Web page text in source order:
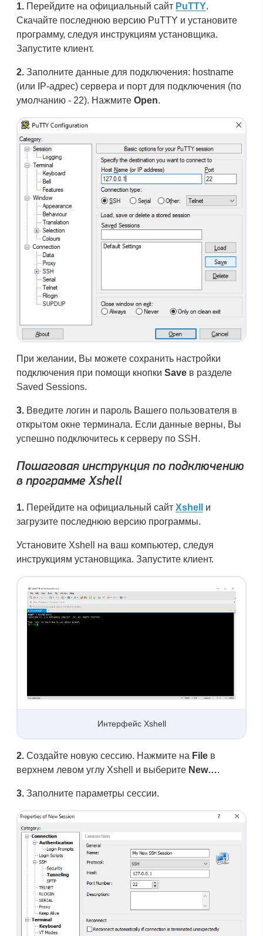
1. Перейдите на официальный сайт PuTTY.
Скачайте последнюю версию PuTTY и установите
программу, следуя инструкциям установщика.
Запустите клиент.
2. Заполните данные для подключения: hostname
(или IP-адрес) сервера и порт для подключения (по
умолчанию - 22). Нажмите Open.
При желании, Вы можете сохранить настройки
подключения при помощи кнопки Save в разделе
Saved Sessions.
3. Введите логин и пароль Вашего пользователя в
открытом окне терминала. Если данные верны, Вы
успешно подключитесь к серверу по SSH.
Пошаговая инструкция по подключению
в программе Xshell
1. Перейдите на официальный сайт Xshell
и
загрузите последнюю версию программы.
Установите Xshell на ваш компьютер, следуя
инструкциям установщика. Запустите клиент.
Интерфейс Xshell
2. Создайте новую сессию. Нажмите на File в
верхнем левом углу Xshell и выберите New….
3. Заполните параметры сессии.